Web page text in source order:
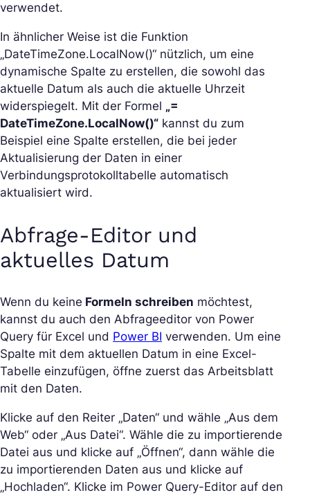
verwendet.
In ähnlicher Weise ist die Funktion
„DateTimeZone.LocalNow()“ nützlich, um eine
dynamische Spalte zu erstellen, die sowohl das
aktuelle Datum als auch die aktuelle Uhrzeit
widerspiegelt. Mit der Formel „=
DateTimeZone.LocalNow()“ kannst du zum
Beispiel eine Spalte erstellen, die bei jeder
Aktualisierung der Daten in einer
Verbindungsprotokolltabelle automatisch
aktualisiert wird.
Abfrage-Editor und
aktuelles Datum
Wenn du keine Formeln schreiben möchtest,
kannst du auch den Abfrageeditor von Power
Query für Excel und Power BI verwenden. Um eine
Spalte mit dem aktuellen Datum in eine Excel-
Tabelle einzufügen, öffne zuerst das Arbeitsblatt
mit den Daten.
Klicke auf den Reiter „Daten“ und wähle „Aus dem
Web“ oder „Aus Datei“. Wähle die zu importierende
Datei aus und klicke auf „Öffnen“, dann wähle die
zu importierenden Daten aus und klicke auf
„Hochladen“. Klicke im Power Query-Editor auf den